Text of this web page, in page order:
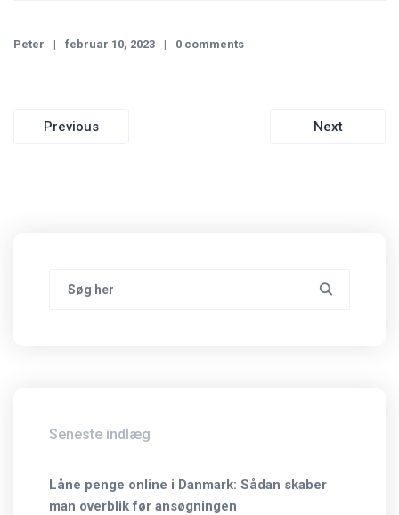
Peter februar 10, 2023 0 comments
Indlægsnavigation
Previous Next
Seneste indlæg
Låne penge online i Danmark: Sådan skaber
man overblik før ansøgningen